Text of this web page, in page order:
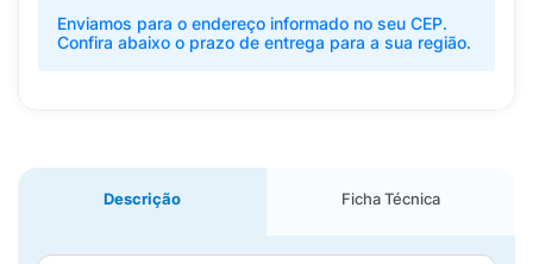
Enviamos para o endereço informado no seu CEP.
Confira abaixo o prazo de entrega para a sua região.
Descrição Ficha Técnica